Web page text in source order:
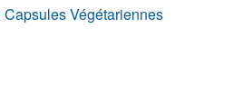
Végétariennes